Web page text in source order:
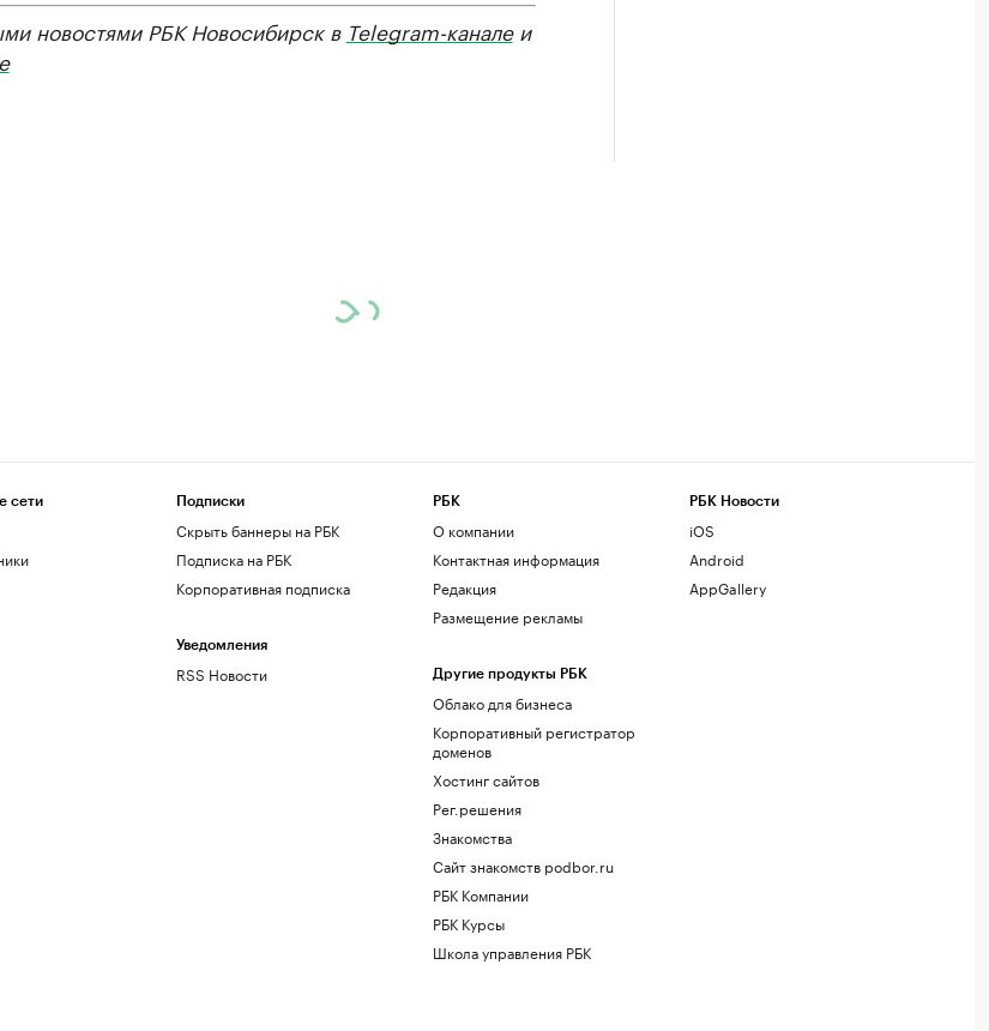
новостями РБК Новосибирск в Telegram-каналеи
сети Подписки
Скрыть баннеры на РБК
Подписка на РБК
Корпоративная подписка
Уведомления
RSS Новости
РБК
О компании
Контактная информация
Редакция
Размещение рекламы
Другие продукты РБК
Облако для бизнеса
Корпоративный регистратор
доменов
Хостинг сайтов
Рег.решения
Знакомства
Сайт знакомств podbor.ru
РБК Компании
РБК Курсы
Школа управления РБК
РБК Новости
iOS
Android
AppGallery